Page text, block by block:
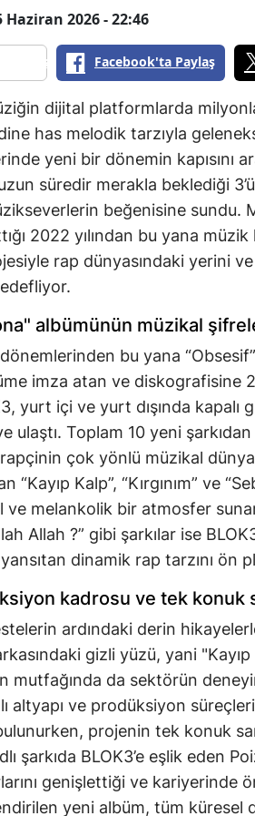
Haziran 2026 - 22:46
Facebook'ta Paylaş
dijital platformlarda
has melodik tarzıyla
yeni bir dönemin kapısını
süredir merakla beklediği
beğenisine sundu.
2022 yılından bu yana
rap dünyasındaki yerini ve
albümünün müzikal
bu yana
imza atan ve diskografisine
yurt içi ve yurt dışında
ulaştı. Toplam 10 yeni
çok yönlü müzikal
“Kayıp Kalp”, “Kırgınım” ve
ve melankolik bir atmosfer
Allah ?” gibi şarkılar ise
dinamik rap tarzını ön
kadrosu ve tek konuk
ardındaki derin
gizli yüzü, yani
mutfağında da sektörün
altyapı ve prodüksiyon
projenin tek konuk
şarkıda BLOK3’e eşlik eden
genişlettiği ve kariyerinde
yeni albüm, tüm küresel